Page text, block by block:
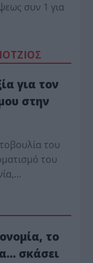
συν 1 για
για τον
στην
του
του
το
σκάσει